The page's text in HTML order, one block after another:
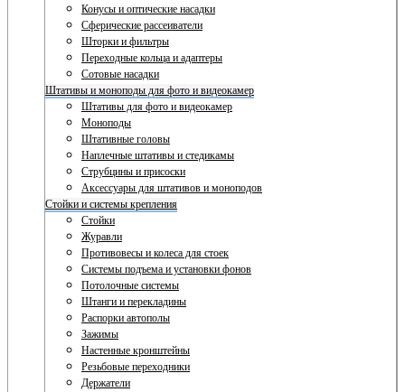
Конусы и оптические насадки
Сферические рассеиватели
Шторки и фильтры
Переходные кольца и адаптеры
Сотовые насадки
Штативы и моноподы для фото и видеокамер
Штативы для фото и видеокамер
Моноподы
Штативные головы
Наплечные штативы и стедикамы
Струбцины и присоски
Аксессуары для штативов и моноподов
Стойки и системы крепления
Стойки
Журавли
Противовесы и колеса для стоек
Системы подъема и установки фонов
Потолочные системы
Штанги и перекладины
Распорки автополы
Зажимы
Настенные кронштейны
Резьбовые переходники
Держатели